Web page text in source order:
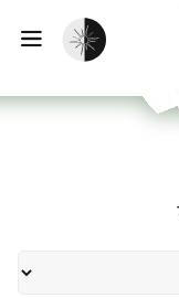
تفعيل الوضع المظلم